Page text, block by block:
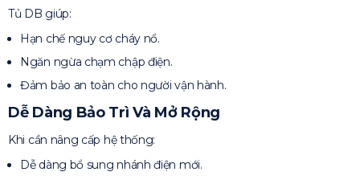
Tủ DB giúp:
Hạn chế nguy cơ cháy nổ.
Ngăn ngừa chạm chập điện.
Đảm bảo an toàn cho người vận hành.
Dễ Dàng Bảo Trì Và Mở Rộng
Khi cần nâng cấp hệ thống:
Dễ dàng bổ sung nhánh điện mới.